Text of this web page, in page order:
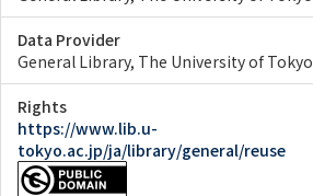
Data Provider
General Library, The University of Tokyo
Rights
https://www.lib.u-
tokyo.ac.jp/ja/library/general/reuse